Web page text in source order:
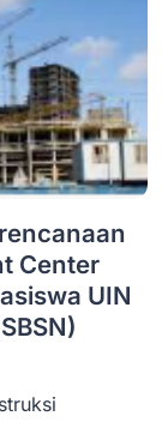
Center
UIN